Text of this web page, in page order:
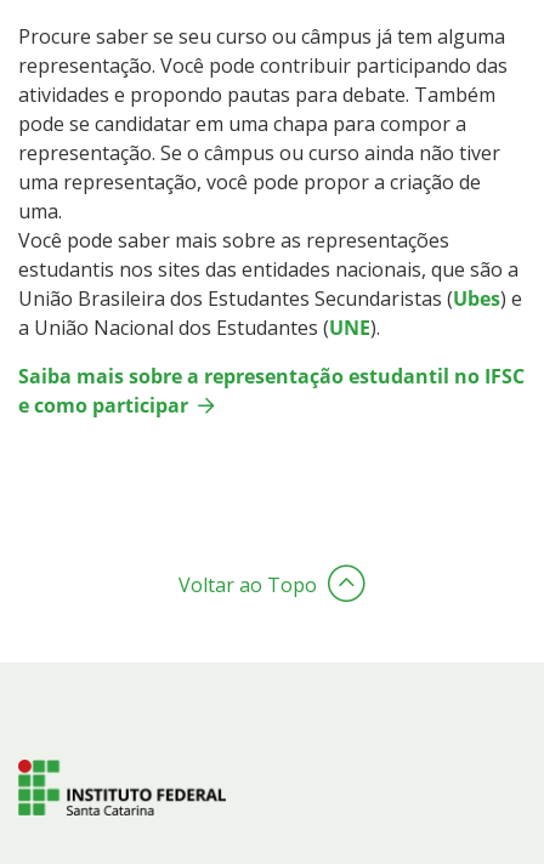
Procure saber se seu curso ou câmpus já tem alguma
representação. Você pode contribuir participando das
atividades e propondo pautas para debate. Também
pode se candidatar em uma chapa para compor a
representação. Se o câmpus ou curso ainda não tiver
uma representação, você pode propor a criação de
uma.
Você pode saber mais sobre as representações
estudantis nos sites das entidades nacionais, que são a
União Brasileira dos Estudantes Secundaristas (Ubes) e
a União Nacional dos Estudantes (UNE).
Saiba mais sobre a representação estudantil no IFSC
e como participar
Voltar ao Topo